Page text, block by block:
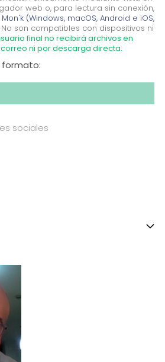
web o, para lectura sin conexión,
Mon'k (Windows, macOS, Android e iOS,
No son compatibles con dispositivos ni
final no recibirá archivos en
correo ni por descarga directa.
formato:
sociales